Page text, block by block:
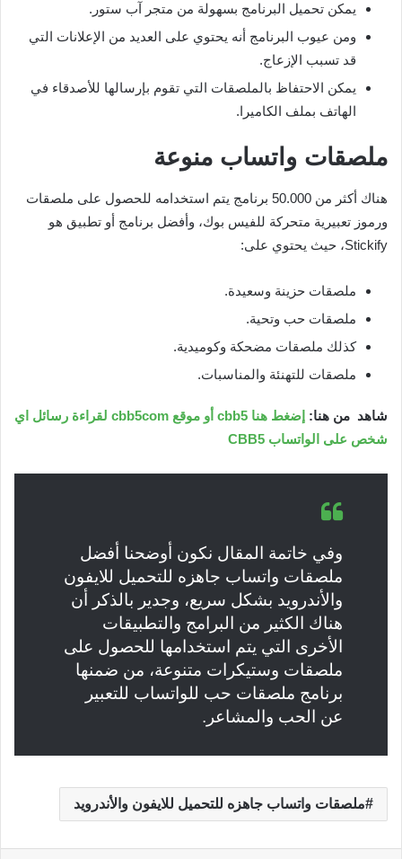
يمكن تحميل البرنامج بسهولة من متجر آب ستور.
ومن عيوب البرنامج أنه يحتوي على العديد من الإعلانات التي
قد تسبب الإزعاج.
يمكن الاحتفاظ بالملصقات التي تقوم بإرسالها للأصدقاء في
الهاتف بملف الكاميرا.
ملصقات واتساب منوعة
هناك أكثر من 50.000 برنامج يتم استخدامه للحصول على ملصقات
ورموز تعبيرية متحركة للفيس بوك، وأفضل برنامج أو تطبيق هو
Stickify، حيث يحتوي على:
ملصقات حزينة وسعيدة.
ملصقات حب وتحية.
كذلك ملصقات مضحكة وكوميدية.
ملصقات للتهنئة والمناسبات.
شاهد من هنا:
إضغط هنا cbb5 أو موقع cbb5com لقراءة رسائل اي
شخص على الواتساب CBB5
وفي خاتمة المقال نكون أوضحنا أفضل
ملصقات واتساب جاهزه للتحميل للايفون
والأندرويد بشكل سريع، وجدير بالذكر أن
هناك الكثير من البرامج والتطبيقات
الأخرى التي يتم استخدامها للحصول على
ملصقات وستيكرات متنوعة، من ضمنها
برنامج ملصقات حب للواتساب للتعبير
عن الحب والمشاعر.
ملصقات واتساب جاهزه للتحميل للايفون والأندرويد